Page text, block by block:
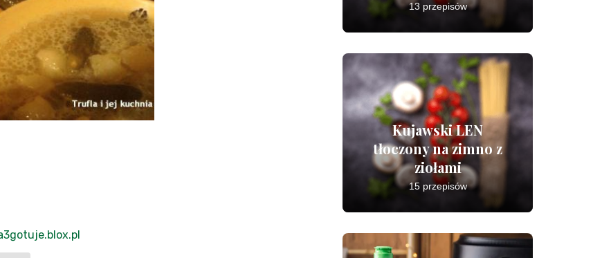
13 przepisów
Kujawski LEN
tłoczony na zimno z
ziołami
15 przepisów